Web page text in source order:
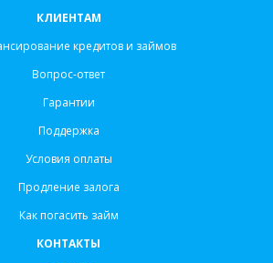
КЛИЕНТАМ
кредитов и займов
Вопрос-ответ
Гарантии
Поддержка
Условия оплаты
Продление залога
Как погасить займ
КОНТАКТЫ